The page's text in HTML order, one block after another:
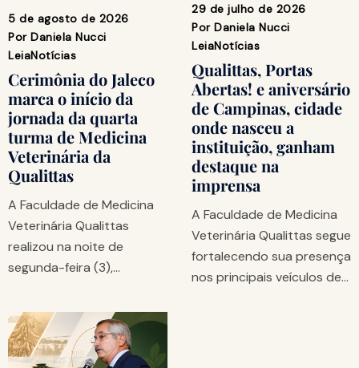
5 de agosto de 2026
Por Daniela Nucci
LeiaNotícias
Cerimônia do Jaleco
marca o início da
jornada da quarta
turma de Medicina
Veterinária da
Qualittas
A Faculdade de Medicina
Veterinária Qualittas
realizou na noite de
segunda-feira (3),…
29 de julho de 2026
Por Daniela Nucci
LeiaNotícias
Qualittas, Portas
Abertas! e aniversário
de Campinas, cidade
onde nasceu a
instituição, ganham
destaque na
imprensa
A Faculdade de Medicina
Veterinária Qualittas segue
fortalecendo sua presença
nos principais veículos de…